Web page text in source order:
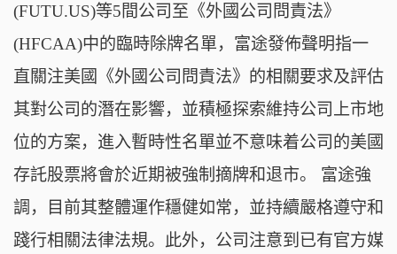
(FUTU.US)等5間公司至《外國公司問責法》
(HFCAA)中的臨時除牌名單，富途發佈聲明指一
直關注美國《外國公司問責法》的相關要求及評估
其對公司的潛在影響，並積極探索維持公司上市地
位的方案，進入暫時性名單並不意味着公司的美國
存託股票將會於近期被強制摘牌和退市。 富途強
調，目前其整體運作穩健如常，並持續嚴格遵守和
踐行相關法律法規。此外，公司注意到已有官方媒